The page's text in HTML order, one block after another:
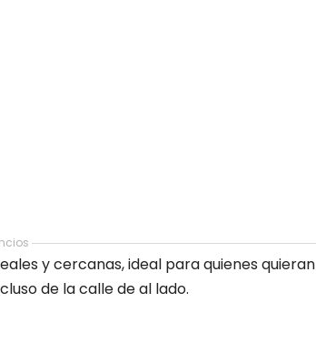
y cercanas, ideal para quienes quieran
de la calle de al lado.